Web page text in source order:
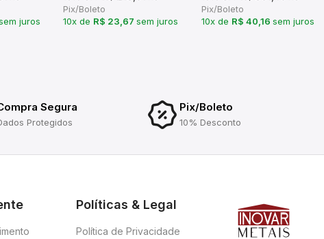
juros
Pix/Boleto
10x de R$ 23,67sem juros
Pix/Boleto
10x de R$ 40,16sem juros
Segura
Protegidos
Pix/Boleto
10% Desconto
Políticas & Legal
Política de Privacidade